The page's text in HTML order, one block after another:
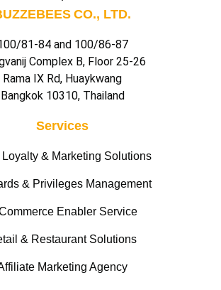
CO., LTD.
81-84 and 100/86-87
Complex B, Floor 25-26
Rama IX Rd, Huaykwang
Bangkok 10310, Thailand
Services
& Marketing Solutions
& Privileges Management
Enabler Service
& Restaurant Solutions
Marketing Agency